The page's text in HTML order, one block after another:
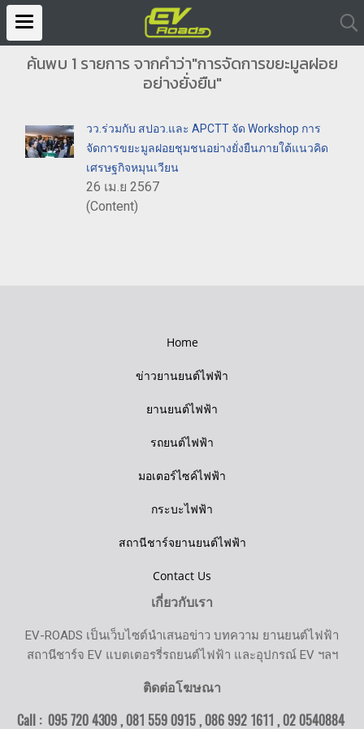
ค้นพบ 1 รายการ จากคำว่า"การจัดการขยะมูลฝอย
อย่างยั่งยืน"
วว.ร่วมกับ สปอว.และ APCTT จัด Workshop การ
จัดการขยะมูลฝอยชุมชนอย่างยั่งยืนภายใต้แนวคิด
เศรษฐกิจหมุนเวียน
26 เม.ย 2567
(Content)
Home
ข่าวยานยนต์ไฟฟ้า
ยานยนต์ไฟฟ้า
รถยนต์ไฟฟ้า
มอเตอร์ไซค์ไฟฟ้า
กระบะไฟฟ้า
สถานีชาร์จยานยนต์ไฟฟ้า
Contact Us
เกี่ยวกับเรา
EV-ROADS เป็นเว็บไซต์นำเสนอข่าว บทความ ยานยนต์ไฟฟ้า
สถานีชาร์จ EV แบตเตอรรี่รถยนต์ไฟฟ้า และอุปกรณ์ EV ฯลฯ
ติดต่อโฆษณา
Call : 095 720 4309 , 081 559 0915 , 086 992 1611 ,02 0540884